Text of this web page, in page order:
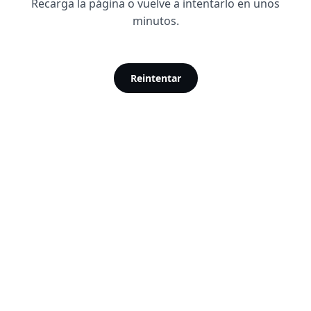
Recarga la página o vuelve a intentarlo en unos
minutos.
Reintentar